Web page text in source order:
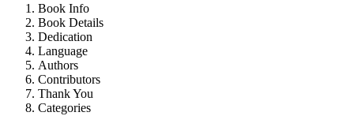
Book Info
Book Details
Dedication
Language
Authors
Contributors
Thank You
Categories